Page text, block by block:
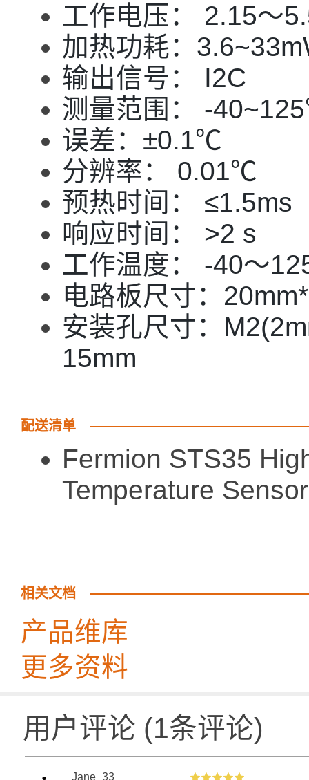
工作电压： 2.15～
加热功耗：
输出信号： I2C
测量范围： -
误差：±0.1℃
分辨率： 0.01℃
预热时间： ≤1.5ms
响应时间： >2 s
工作温度： -40～
电路板尺寸：
安装孔尺寸：
15mm
配送清单
Fermion STS35
Temperature
相关文档
产品维库
更多资料
用户评论 (1条评论)
Jane_33